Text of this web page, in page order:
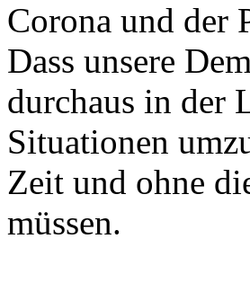
Corona und der
Dass unsere
durchaus in der
Situationen
Zeit und ohne
müssen.